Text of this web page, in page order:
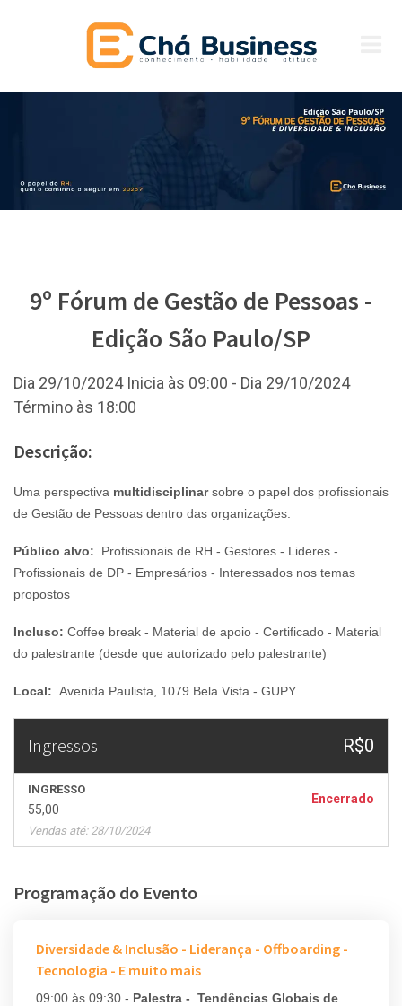
9º Fórum de Gestão de Pessoas -
Edição São Paulo/SP
Dia 29/10/2024 Inicia às 09:00 - Dia 29/10/2024
Término às 18:00
Descrição:
Uma perspectiva multidisciplinarsobre o papel dos profissionais
de Gestão de Pessoas dentro das organizações.
Público alvo: Profissionais de RH - Gestores - Lideres -
Profissionais de DP - Empresários - Interessados nos temas
propostos
Incluso: Coffee break - Material de apoio - Certificado - Material
do palestrante (desde que autorizado pelo palestrante)
Local: Avenida Paulista, 1079 Bela Vista - GUPY
R$0
Ingressos
INGRESSO
55,00
Vendas até: 28/10/2024
Encerrado
Programação do Evento
Diversidade & Inclusão - Liderança - Offboarding -
Tecnologia - E muito mais
09:00 às 09:30 - Palestra - Tendências Globais de